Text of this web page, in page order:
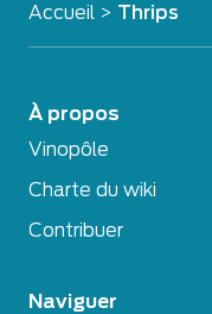
Accueil > Thrips
À propos
Vinopôle
Charte du wiki
Contribuer
Naviguer